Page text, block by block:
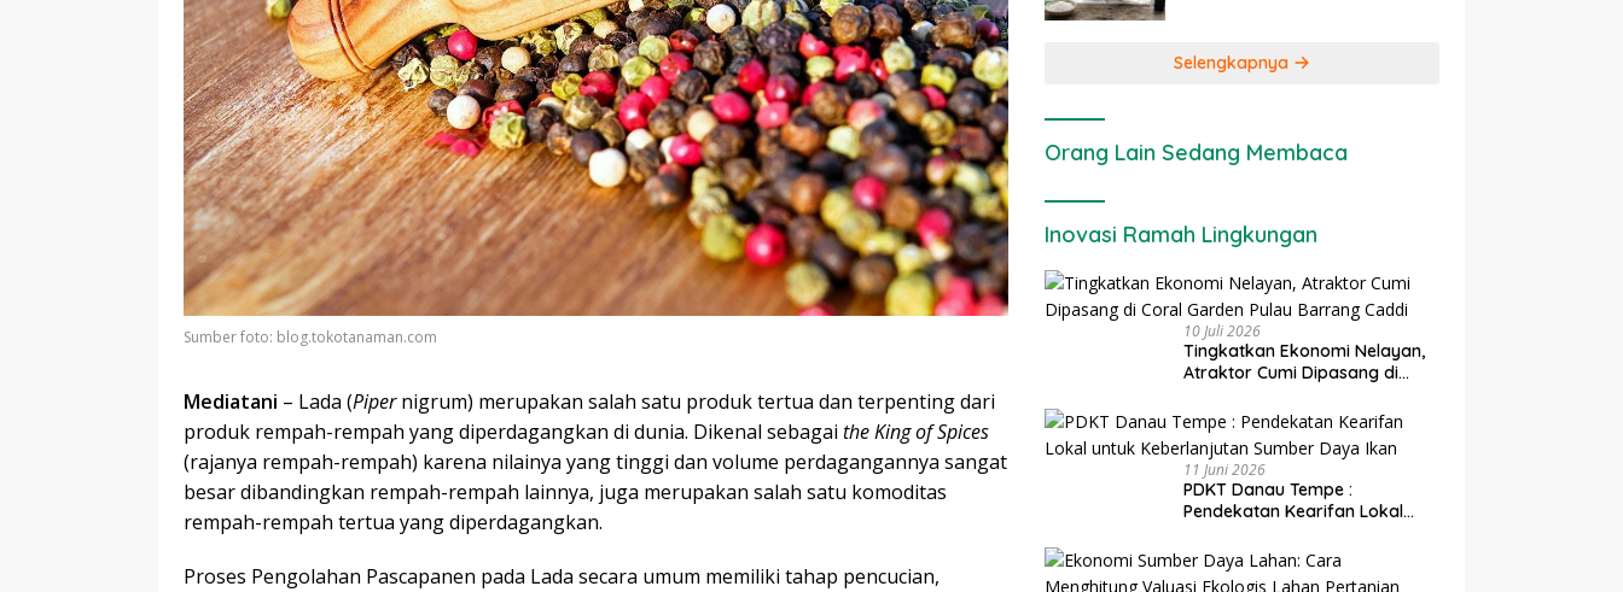
Sumber foto: blog.tokotanaman.com
Mediatani – Lada (Pipernigrum) merupakan salah satu produk tertua dan terpenting dari
produk rempah-rempah yang diperdagangkan di dunia. Dikenal sebagai the King of Spices
(rajanya rempah-rempah) karena nilainya yang tinggi dan volume perdagangannya sangat
besar dibandingkan rempah-rempah lainnya, juga merupakan salah satu komoditas
rempah-rempah tertua yang diperdagangkan.
Proses Pengolahan Pascapanen pada Lada secara umum memiliki tahap pencucian,
Selengkapnya
Orang Lain Sedang Membaca
Inovasi Ramah Lingkungan
10 Juli 2026
Tingkatkan Ekonomi Nelayan,
Atraktor Cumi Dipasang di
Caddi
11 Juni 2026
PDKT Danau Tempe :
Pendekatan Kearifan Lokal
Daya Ikan